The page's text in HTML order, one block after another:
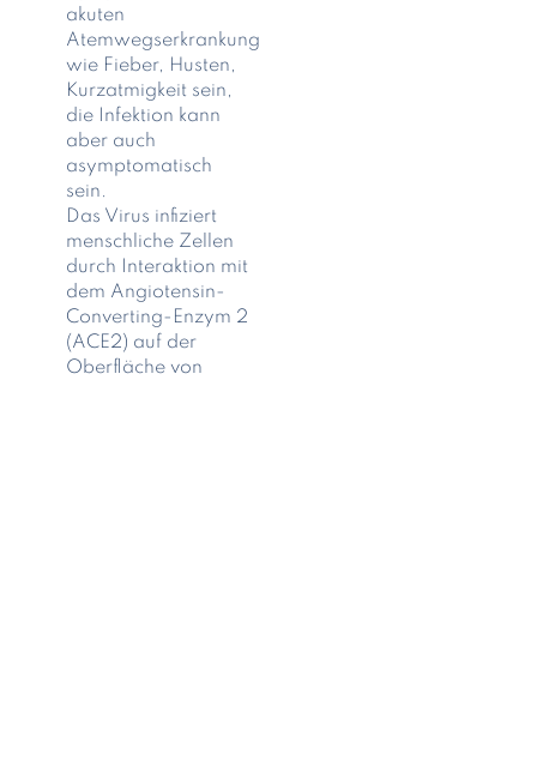
akuten
Atemwegserkrankung
wie Fieber, Husten,
Kurzatmigkeit sein,
die Infektion kann
aber auch
asymptomatisch
sein.
Das Virus infiziert
menschliche Zellen
durch Interaktion mit
dem Angiotensin-
Converting-Enzym 2
(ACE2) auf der
Oberfläche von